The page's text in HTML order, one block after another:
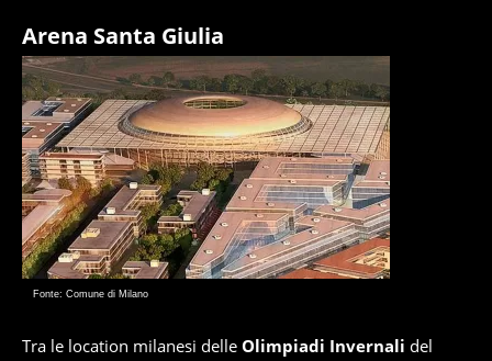
Arena Santa Giulia
Fonte: Comune di Milano
Tra le location milanesi delle Olimpiadi Invernali del